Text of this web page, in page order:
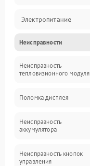
Электропитание
Измерения
Матрица
Неисправности
Неисправность
тепловизионного модуля
Поломка дисплея
Неисправность
аккумулятора
Неисправность кнопок
управления